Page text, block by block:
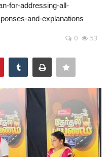
for-addressing-all-
and-explanations
0 53